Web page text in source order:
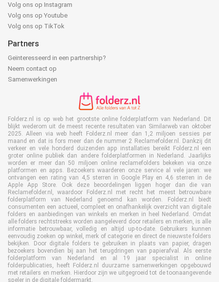
Volg ons op Instagram
Volg ons op Youtube
Volg ons op TikTok
Partners
Geïnteresseerd in een partnership?
Neem contact op
Samenwerkingen
Folderz.nl is op web het grootste online folderplatform van Nederland. Dit
blijkt wederom uit de meest recente resultaten van Similarweb van oktober
2025. Alleen via web heeft Folderz.nl meer dan 1,2 miljoen sessies per
maand en dat is fors meer dan de nummer 2 Reclamefolder.nl. Dankzij dit
verkeer en vele honderd duizenden app installaties bereikt Folderz.nl een
groter online publiek dan andere folderplatformen in Nederland. Jaarlijks
worden er meer dan 50 miljoen online reclamefolders bekeken via onze
platformen en apps. Bezoekers waarderen onze service al vele jaren: we
ontvangen een rating van 4,5 sterren in Google Play en 4,6 sterren in de
Apple App Store. Ook deze beoordelingen liggen hoger dan die van
Reclamefolder.nl, waardoor Folderz.nl met recht het meest betrouwbare
folderplatform van Nederland genoemd kan worden. Folderz.nl biedt
consumenten een actueel, compleet en onafhankelijk overzicht van digitale
folders en aanbiedingen van winkels en merken in heel Nederland. Omdat
alle folders rechtstreeks worden aangeleverd door retailers en merken, is alle
informatie betrouwbaar, volledig en altijd up-to-date. Gebruikers kunnen
eenvoudig zoeken op winkel, merk of categorie en direct de nieuwste folders
bekijken. Door digitale folders te gebruiken in plaats van papier, dragen
bezoekers bovendien bij aan het terugdringen van papierafval. Als eerste
folderplatform van Nederland en al 19 jaar specialist in online
folderpublicaties, heeft Folderz.nl duurzame samenwerkingen opgebouwd
met retailers en merken. Hierdoor zijn we uitgegroeid tot de toonaangevende
speler in de digitale foldermarkt.